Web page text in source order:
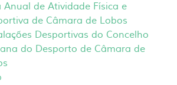
Anual de Atividade Física e
de Câmara de Lobos
Desportivas do Concelho
do Desporto de Câmara de